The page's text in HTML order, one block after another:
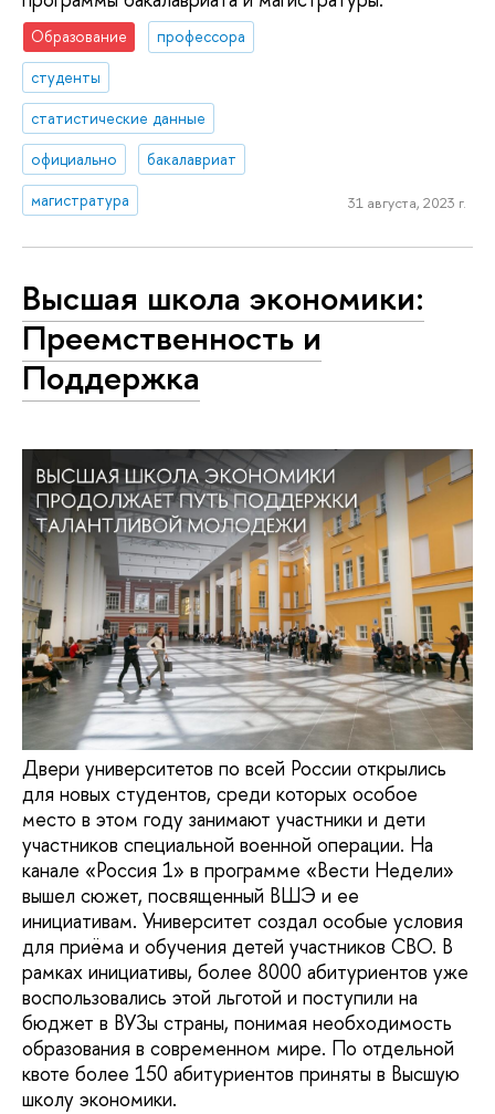
Образование
профессора
студенты
статистические данные
официально
бакалавриат
магистратура
31 августа, 2023 г.
Высшая школа экономики:
Преемственность и
Поддержка
Двери университетов по всей России открылись
для новых студентов, среди которых особое
место в этом году занимают участники и дети
участников специальной военной операции. На
канале «Россия 1» в программе «Вести Недели»
вышел сюжет, посвященный ВШЭ и ее
инициативам. Университет создал особые условия
для приёма и обучения детей участников СВО. В
рамках инициативы, более 8000 абитуриентов уже
воспользовались этой льготой и поступили на
бюджет в ВУЗы страны, понимая необходимость
образования в современном мире. По отдельной
квоте более 150 абитуриентов приняты в Высшую
школу экономики.